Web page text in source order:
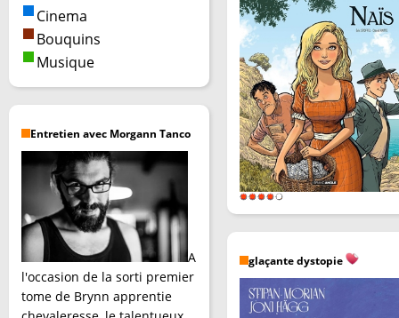
Cinema
Bouquins
Musique
Entretien avec Morgann Tanco
A
l'occasion de la sorti premier
tome de Brynn apprentie
glaçante dystopie